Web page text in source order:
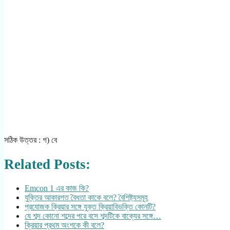
সঠিক উত্তর : গ) বে
Related Posts:
Emcon 1 এর কাজ কি?
যুক্তির আকারগত বৈধতা কাকে বলে? বৈশিষ্ট্যসমূহ
প্রযোজক ক্রিয়ার সঙ্গে যুক্ত ক্রিয়াবিভক্তি কোনটি?
যে শব্দ কোনো শব্দের পরে বসে শব্দটিকে বাক্যের সঙ্গে…
ক্রিয়ার প্রথম অংশকে কী বলে?